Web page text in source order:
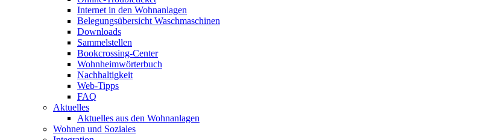
Internet in den Wohnanlagen
Belegungsübersicht Waschmaschinen
Downloads
Sammelstellen
Bookcrossing-Center
Wohnheimwörterbuch
Nachhaltigkeit
Web-Tipps
FAQ
Aktuelles
Aktuelles aus den Wohnanlagen
Wohnen und Soziales